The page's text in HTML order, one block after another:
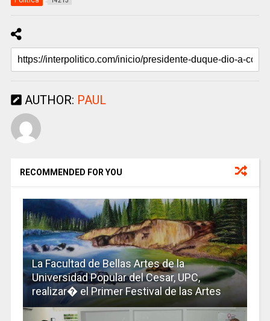
AUTHOR: PAUL
RECOMMENDED FOR YOU
La Facultad de Bellas Artes de la
Universidad Popular del Cesar, UPC,
realizar� el Primer Festival de las Artes